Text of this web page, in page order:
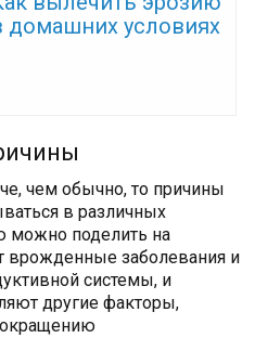
домашних условиях
чем обычно, то причины
в различных
можно поделить на
врожденные заболевания и
системы, и
другие факторы,